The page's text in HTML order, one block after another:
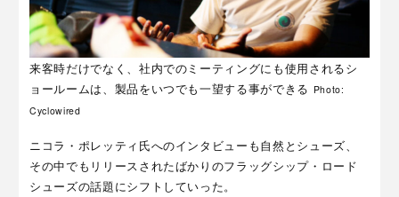
来客時だけでなく、社内でのミーティングにも使用されるシ
ョールームは、製品をいつでも一望する事ができる Photo:
Cyclowired
ニコラ・ポレッティ氏へのインタビューも自然とシューズ、
その中でもリリースされたばかりのフラッグシップ・ロード
シューズの話題にシフトしていった。